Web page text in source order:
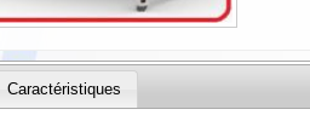
Caractéristiques